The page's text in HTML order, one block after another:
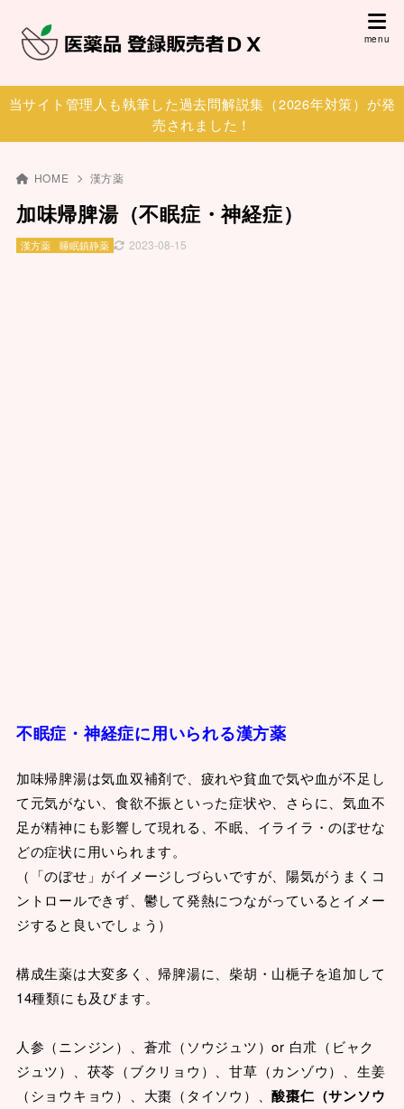
当サイト管理人も執筆した過去問解説集（2026年対策）が発
売されました！
HOME 漢方薬
加味帰脾湯（不眠症・神経症）
2023-08-15
漢方薬 睡眠鎮静薬
不眠症・神経症に用いられる漢方薬
加味帰脾湯は気血双補剤で、疲れや貧血で気や血が不足し
て元気がない、食欲不振といった症状や、さらに、気血不
足が精神にも影響して現れる、不眠、イライラ・のぼせな
どの症状に用いられます。
（「のぼせ」がイメージしづらいですが、陽気がうまくコ
ントロールできず、鬱して発熱につながっているとイメー
ジすると良いでしょう）
構成生薬は大変多く、帰脾湯に、柴胡・山梔子を追加して
14種類にも及びます。
人参（ニンジン）、蒼朮（ソウジュツ）or 白朮（ビャク
ジュツ）、茯苓（ブクリョウ）、甘草（カンゾウ）、生姜
（ショウキョウ）、大棗（タイソウ）、酸棗仁（サンソウ